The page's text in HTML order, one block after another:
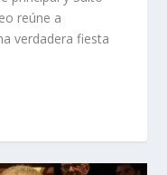
reúne a
verdadera fiesta